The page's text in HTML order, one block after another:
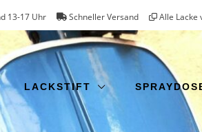
13-17 Uhr Schneller Versand Alle Lacke
LACKSTIFT